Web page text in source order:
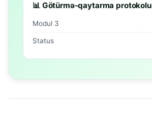
📊 Götürmə-qaytarma protokolu
Modul 3
Status